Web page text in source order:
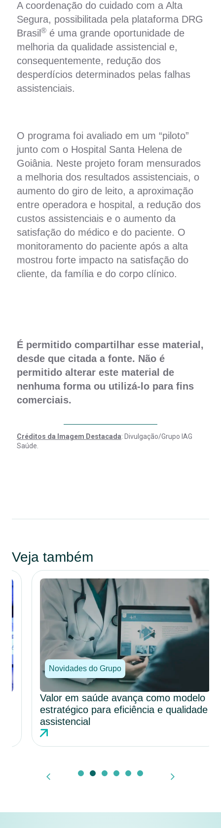
A coordenação do cuidado com a Alta
Segura, possibilitada pela plataforma DRG
Brasil ® é uma grande oportunidade de
melhoria da qualidade assistencial e,
consequentemente, redução dos
desperdícios determinados pelas falhas
assistenciais.
O programa foi avaliado em um “piloto”
junto com o Hospital Santa Helena de
Goiânia. Neste projeto foram mensurados
a melhoria dos resultados assistenciais, o
aumento do giro de leito, a aproximação
entre operadora e hospital, a redução dos
custos assistenciais e o aumento da
satisfação do médico e do paciente. O
monitoramento do paciente após a alta
mostrou forte impacto na satisfação do
cliente, da família e do corpo clínico.
É permitido compartilhar esse material,
desde que citada a fonte. Não é
permitido alterar este material de
nenhuma forma ou utilizá-lo para fins
comerciais.
Créditos da Imagem Destacada: Divulgação/Grupo IAG
Saúde.
Veja também
Novidades do Grupo
Valor em saúde avança como modelo
estratégico para eficiência e qualidade
assistencial